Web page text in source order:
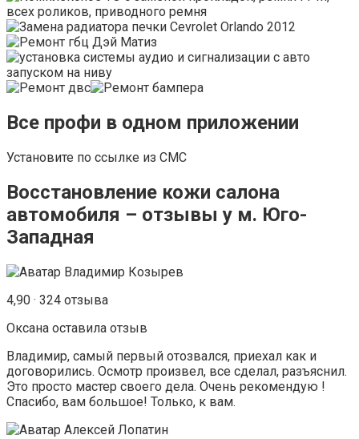
Все профи в одном приложении
Установите по ссылке из СМС
Восстановление кожи салона
автомобиля – отзывы у м. Юго-
Западная
4,90 · 324 отзыва
Оксана оставилa отзыв
Владимир, самый первый отозвался, приехал как и
договорились. Осмотр произвел, все сделал, разъяснил.
Это просто мастер своего дела. Очень рекомендую !
Спасибо, вам большое! Только, к вам.